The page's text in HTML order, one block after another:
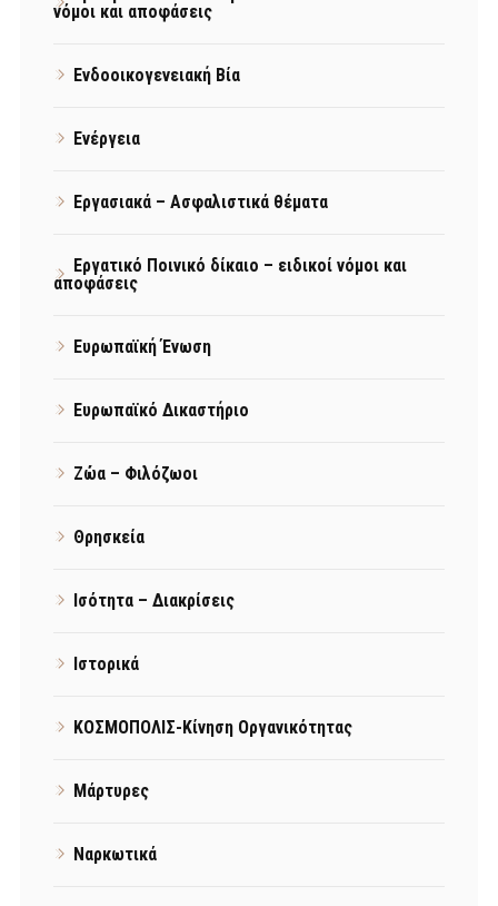
νόμοι και αποφάσεις
Ενδοοικογενειακή Βία
Ενέργεια
Εργασιακά – Ασφαλιστικά θέματα
Εργατικό Ποινικό δίκαιο – ειδικοί νόμοι και
αποφάσεις
Ευρωπαϊκή Ένωση
Ευρωπαϊκό Δικαστήριο
Ζώα – Φιλόζωοι
Θρησκεία
Ισότητα – Διακρίσεις
Ιστορικά
ΚΟΣΜΟΠΟΛΙΣ-Κίνηση Οργανικότητας
Μάρτυρες
Ναρκωτικά